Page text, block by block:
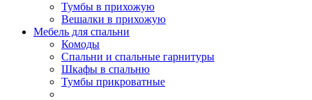
Тумбы в прихожую
Вешалки в прихожую
Мебель для спальни
Комоды
Спальни и спальные гарнитуры
Шкафы в спальню
Тумбы прикроватные